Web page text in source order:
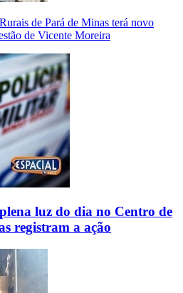
de Pará de Minas terá novo
de Vicente Moreira
luz do dia no Centro de
registram a ação